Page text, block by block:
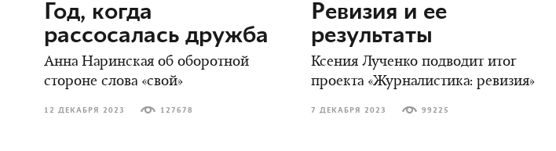
Год, когда
рассосалась дружба
Анна Наринская об оборотной
стороне слова «свой»
12 ДЕКАБРЯ 2023 127678
Ревизия и ее
результаты
Ксения Лученко подводит итог
проекта «Журналистика: ревизия»
7 ДЕКАБРЯ 2023 99225